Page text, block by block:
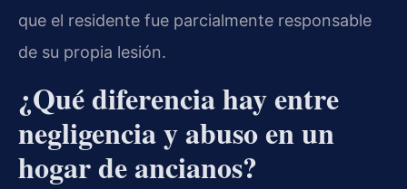
que el residente fue parcialmente responsable
de su propia lesión.
¿Qué diferencia hay entre
negligencia y abuso en un
hogar de ancianos?